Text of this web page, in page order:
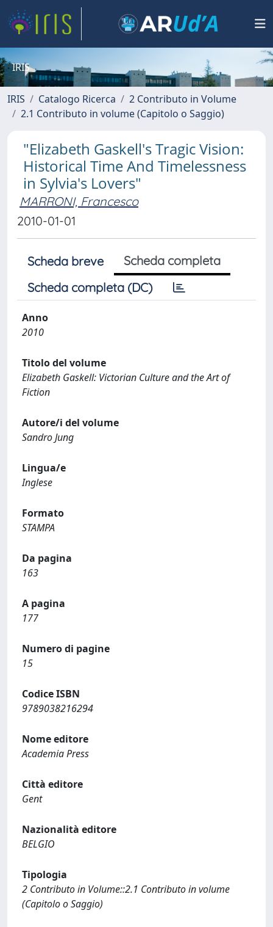
IRIS
IRIS Catalogo Ricerca
2 Contributo in Volume
2.1 Contributo in volume (Capitolo o Saggio)
"Elizabeth Gaskell's Tragic Vision:
Historical Time And Timelessness
in Sylvia's Lovers"
MARRONI, Francesco
2010-01-01
Scheda breve
Scheda completa
Scheda completa (DC)
Anno
2010
Titolo del volume
Elizabeth Gaskell: Victorian Culture and the Art of
Fiction
Autore/i del volume
Sandro Jung
Lingua/e
Inglese
Formato
STAMPA
Da pagina
163
A pagina
177
Numero di pagine
15
Codice ISBN
9789038216294
Nome editore
Academia Press
Città editore
Gent
Nazionalità editore
BELGIO
Tipologia
2 Contributo in Volume::2.1 Contributo in volume
(Capitolo o Saggio)